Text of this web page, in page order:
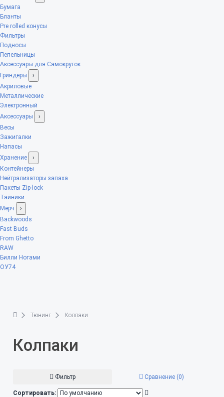
Бумага
Бланты
Pre rolled конусы
Фильтры
Подносы
Пепельницы
Аксессуары для Самокруток
Гриндеры
›
Акриловые
Металлические
Электронный
Аксессуары
›
Весы
Зажигалки
Напасы
Хранение
›
Контейнеры
Нейтрализаторы запаха
Пакеты Zip-lock
Тайники
Мерч
›
Backwoods
Fast Buds
From Ghetto
RAW
Билли Ногами
ОУ74
Тюнинг Колпаки
Колпаки
Фильтр Сравнение (0)
Сортировать: